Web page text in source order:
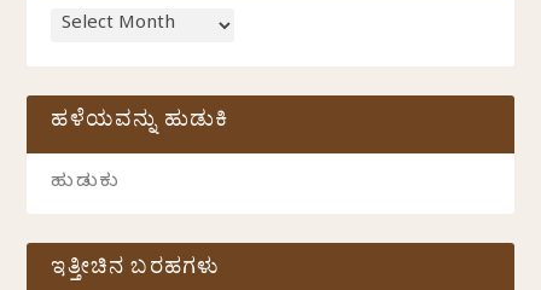
ಹಳೆಯವನ್ನು ಹುಡುಕಿ
ಇತ್ತೀಚಿನ ಬರಹಗಳು